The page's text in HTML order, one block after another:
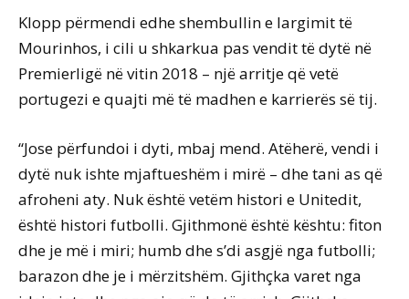
Klopp përmendi edhe shembullin e largimit të
Mourinhos, i cili u shkarkua pas vendit të dytë në
Premierligë në vitin 2018 – një arritje që vetë
portugezi e quajti më të madhen e karrierës së tij.
“Jose përfundoi i dyti, mbaj mend. Atëherë, vendi i
dytë nuk ishte mjaftueshëm i mirë – dhe tani as që
afroheni aty. Nuk është vetëm histori e Unitedit,
është histori futbolli. Gjithmonë është kështu: fiton
dhe je më i miri; humb dhe s’di asgjë nga futbolli;
barazon dhe je i mërzitshëm. Gjithçka varet nga